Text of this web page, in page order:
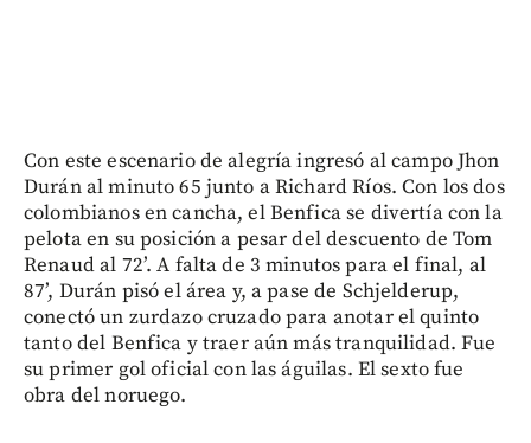
Con este escenario de alegría ingresó al campo Jhon
Durán al minuto 65 junto a Richard Ríos. Con los dos
colombianos en cancha, el Benfica se divertía con la
pelota en su posición a pesar del descuento de Tom
Renaud al 72’. A falta de 3 minutos para el final, al
87’, Durán pisó el área y, a pase de Schjelderup,
conectó un zurdazo cruzado para anotar el quinto
tanto del Benfica y traer aún más tranquilidad. Fue
su primer gol oficial con las águilas. El sexto fue
obra del noruego.